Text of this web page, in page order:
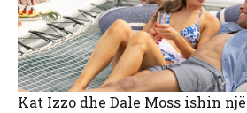
Kat Izzo dhe Dale Moss ishin